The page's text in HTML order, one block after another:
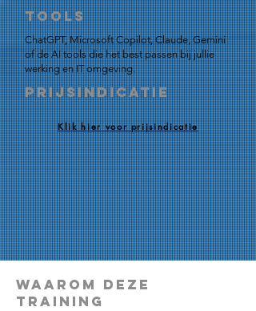
Tools
ChatGPT, Microsoft Copilot, Claude, Gemini
of de AI tools die het best passen bij jullie
werking en IT omgeving.
Prijsindicatie
Klik hier voor prijsindicatie
Waarom deze
Training